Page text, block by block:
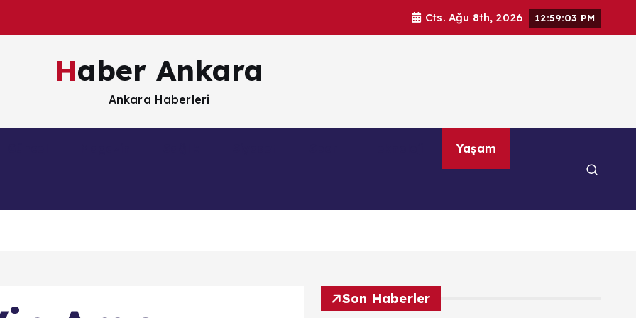
Cts. Ağu 8th, 2026 12:59:05 PM
Haber Ankara
Ankara Haberleri
Yaşam
Son Haberler